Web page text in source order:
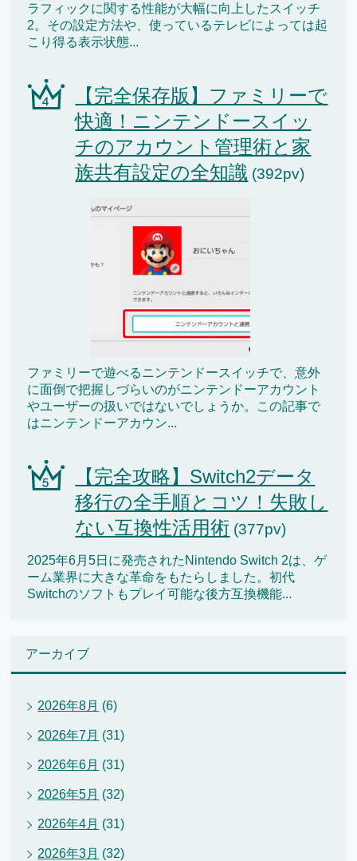
ラフィックに関する性能が大幅に向上したスイッチ
2。その設定方法や、使っているテレビによっては起
こり得る表示状態...
【完全保存版】ファミリーで
快適！ニンテンドースイッ
チのアカウント管理術と家
族共有設定の全知識 (392pv)
ファミリーで遊べるニンテンドースイッチで、意外
に面倒で把握しづらいのがニンテンドーアカウント
やユーザーの扱いではないでしょうか。この記事で
はニンテンドーアカウン...
【完全攻略】Switch2データ
移行の全手順とコツ！失敗し
ない互換性活用術 (377pv)
2025年6月5日に発売されたNintendo Switch 2は、ゲ
ーム業界に大きな革命をもたらしました。初代
Switchのソフトもプレイ可能な後方互換機能...
アーカイブ
2026年8月 (6)
2026年7月 (31)
2026年6月 (31)
2026年5月 (32)
2026年4月 (31)
2026年3月 (32)